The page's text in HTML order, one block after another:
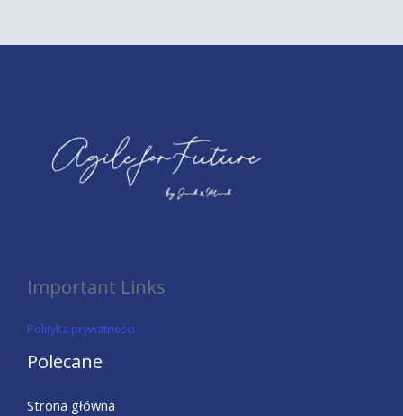
Important Links
Polityka prywatności
Polecane
Strona główna